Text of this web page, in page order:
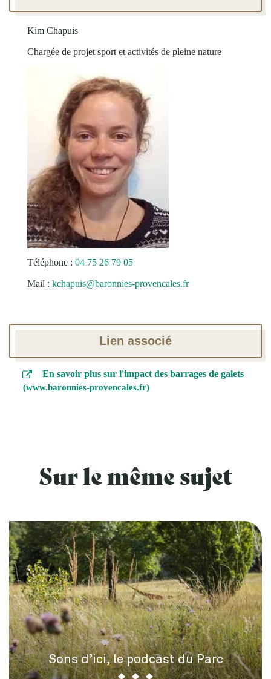
Kim Chapuis
Chargée de projet sport et activités de pleine nature
Téléphone : 04 75 26 79 05
Mail : kchapuis@baronnies-provencales.fr
Lien associé
En savoir plus sur l'impact des barrages de galets
www.baronnies-provencales.fr
Sur le même sujet
Sons d’ici, le podcast du Parc